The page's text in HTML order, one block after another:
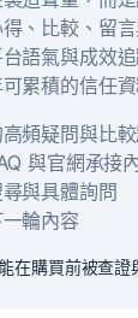
、比較、留
語氣與成效
累積的信任資
頻疑問與比
與官網承接
與具體詢問
輪內容
在購買前被查證